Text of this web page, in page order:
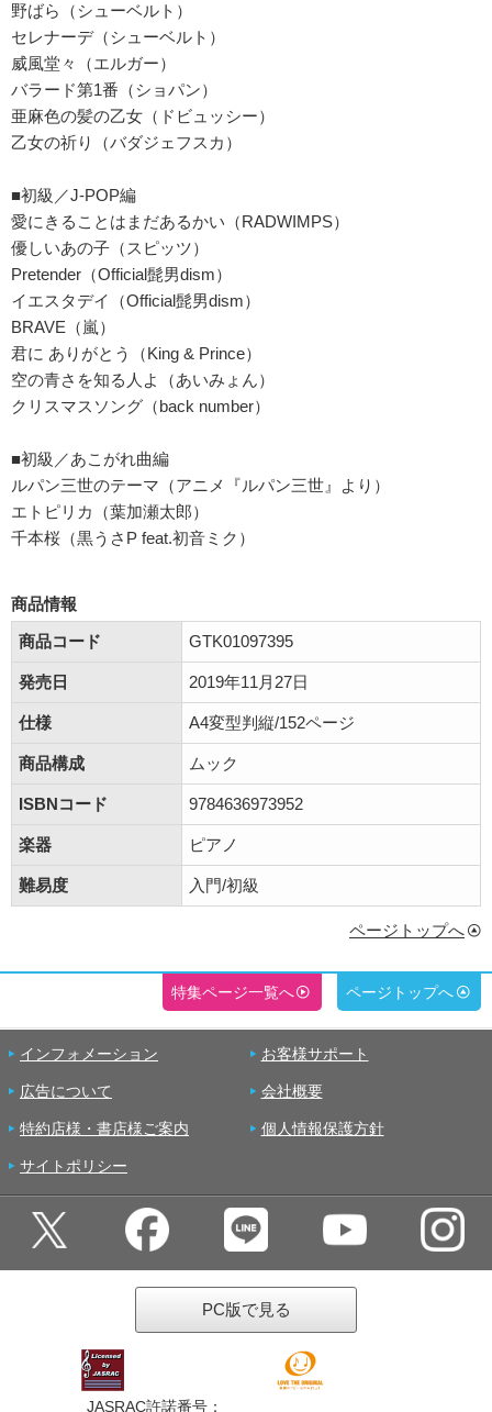
野ばら（シューベルト）
セレナーデ（シューベルト）
威風堂々（エルガー）
バラード第1番（ショパン）
亜麻色の髪の乙女（ドビュッシー）
乙女の祈り（バダジェフスカ）
■初級／J-POP編
愛にきることはまだあるかい（RADWIMPS）
優しいあの子（スピッツ）
Pretender（Official髭男dism）
イエスタデイ（Official髭男dism）
BRAVE（嵐）
君に ありがとう（King & Prince）
空の青さを知る人よ（あいみょん）
クリスマスソング（back number）
■初級／あこがれ曲編
ルパン三世のテーマ（アニメ『ルパン三世』より）
エトピリカ（葉加瀬太郎）
千本桜（黒うさP feat.初音ミク）
商品情報
商品コード
GTK01097395
発売日 2019年11月27日
仕様 A4変型判縦/152ページ
商品構成 ムック
ISBNコード 9784636973952
楽器 ピアノ
難易度 入門/初級
ページトップへ
特集ページ一覧へ ページトップへ
インフォメーション お客様サポート
広告について 会社概要
特約店様・書店様ご案内 個人情報保護方針
サイトポリシー
PC版で見る
JASRAC許諾番号：